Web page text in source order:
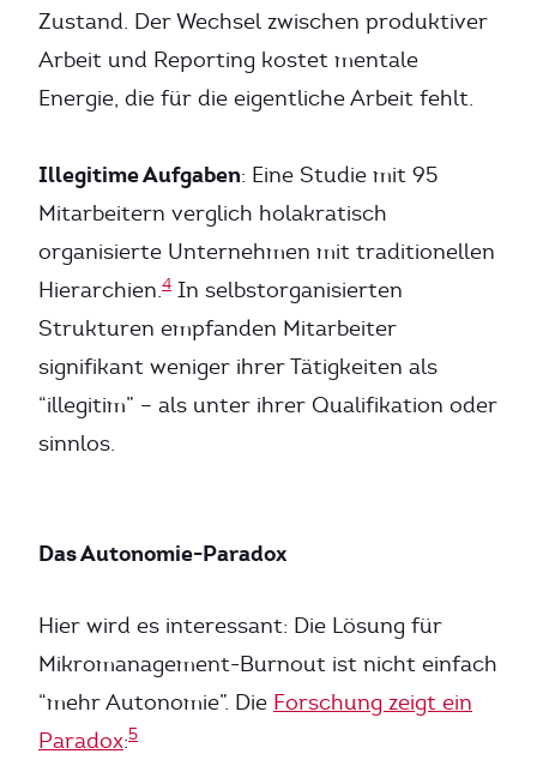
Zustand. Der Wechsel zwischen produktiver
Arbeit und Reporting kostet mentale
Energie, die für die eigentliche Arbeit fehlt.
Illegitime Aufgaben: Eine Studie mit 95
Mitarbeitern verglich holakratisch
organisierte Unternehmen mit traditionellen
Hierarchien.4 In selbstorganisierten
Strukturen empfanden Mitarbeiter
signifikant weniger ihrer Tätigkeiten als
“illegitim” – als unter ihrer Qualifikation oder
sinnlos.
Das Autonomie-Paradox
Hier wird es interessant: Die Lösung für
Mikromanagement-Burnout ist nicht einfach
“mehr Autonomie”. Die Forschung zeigt ein
Paradox:5